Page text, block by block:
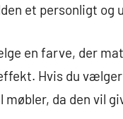
et personligt og
en farve, der
Hvis du
da den vil